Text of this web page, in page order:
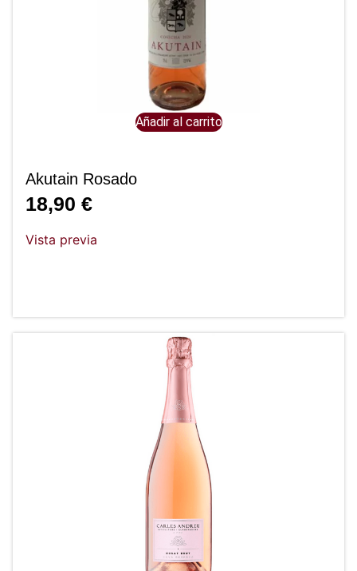
Añadir al carrito
Akutain Rosado
18,90 €
Vista previa